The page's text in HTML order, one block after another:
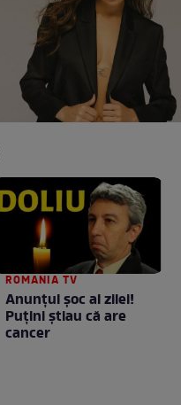
ROMANIA TV
Anunţul şoc al zilei!
Puţini ştiau că are
cancer